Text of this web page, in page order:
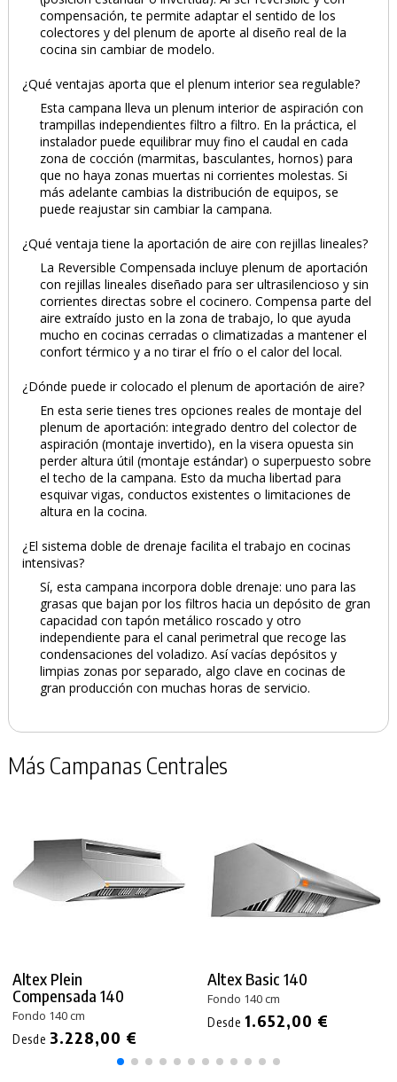
compensación, te permite adaptar el sentido de los
colectores y del plenum de aporte al diseño real de la
cocina sin cambiar de modelo.
¿Qué ventajas aporta que el plenum interior sea regulable?
Esta campana lleva un plenum interior de aspiración con
trampillas independientes filtro a filtro. En la práctica, el
instalador puede equilibrar muy fino el caudal en cada
zona de cocción (marmitas, basculantes, hornos) para
que no haya zonas muertas ni corrientes molestas. Si
más adelante cambias la distribución de equipos, se
puede reajustar sin cambiar la campana.
¿Qué ventaja tiene la aportación de aire con rejillas lineales?
La Reversible Compensada incluye plenum de aportación
con rejillas lineales diseñado para ser ultrasilencioso y sin
corrientes directas sobre el cocinero. Compensa parte del
aire extraído justo en la zona de trabajo, lo que ayuda
mucho en cocinas cerradas o climatizadas a mantener el
confort térmico y a no tirar el frío o el calor del local.
¿Dónde puede ir colocado el plenum de aportación de aire?
En esta serie tienes tres opciones reales de montaje del
plenum de aportación: integrado dentro del colector de
aspiración (montaje invertido), en la visera opuesta sin
perder altura útil (montaje estándar) o superpuesto sobre
el techo de la campana. Esto da mucha libertad para
esquivar vigas, conductos existentes o limitaciones de
altura en la cocina.
¿El sistema doble de drenaje facilita el trabajo en cocinas
intensivas?
Sí, esta campana incorpora doble drenaje: uno para las
grasas que bajan por los filtros hacia un depósito de gran
capacidad con tapón metálico roscado y otro
independiente para el canal perimetral que recoge las
condensaciones del voladizo. Así vacías depósitos y
limpias zonas por separado, algo clave en cocinas de
gran producción con muchas horas de servicio.
Más Campanas Centrales
Altex Plein
Compensada 140
Fondo 140 cm
Desde 3.228,00 €
Altex Basic 140
Fondo 140 cm
Desde 1.652,00 €